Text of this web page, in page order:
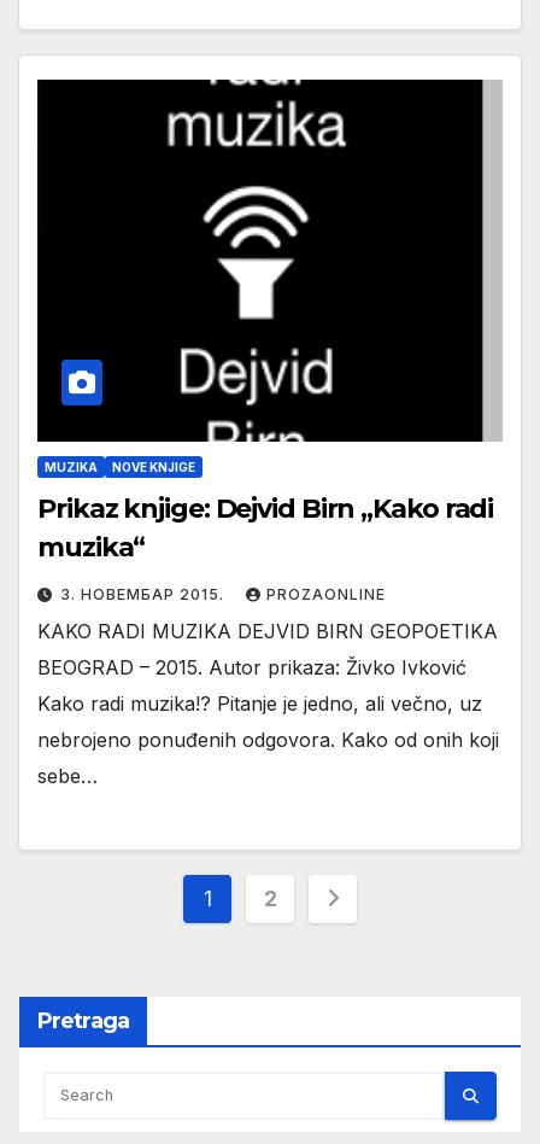
MUZIKA NOVE KNJIGE
Prikaz knjige: Dejvid Birn „Kako radi
muzika“
3. НОВЕМБАР 2015. PROZAONLINE
KAKO RADI MUZIKA DEJVID BIRN GEOPOETIKA
BEOGRAD – 2015. Autor prikaza: Živko Ivković
Kako radi muzika!? Pitanje je jedno, ali večno, uz
nebrojeno ponuđenih odgovora. Kako od onih koji
sebe…
Пагинација
1 2
Pretraga